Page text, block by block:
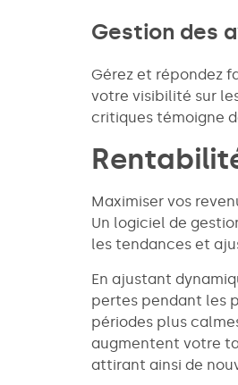
Gestion des
Gérez et répondez
votre visibilité sur
critiques témoigne
Maximiser vos
Un logiciel de
les tendances et
En ajustant
pertes pendant les
périodes plus
augmentent votre
attirant ainsi de